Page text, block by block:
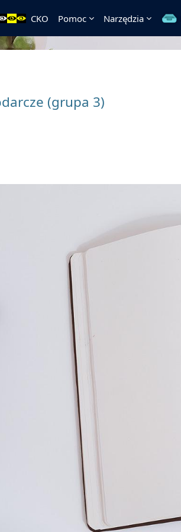
CKO Pomoc Narzędzia
(grupa 3)